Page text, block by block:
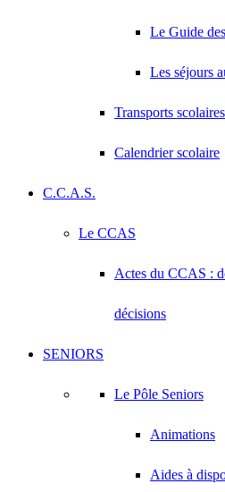
Le Guide
Les séjours
Transports scolaires
Calendrier scolaire
C.C.A.S.
Le CCAS
Actes du CCAS :
décisions
SENIORS
Le Pôle Seniors
Animations
Aides à